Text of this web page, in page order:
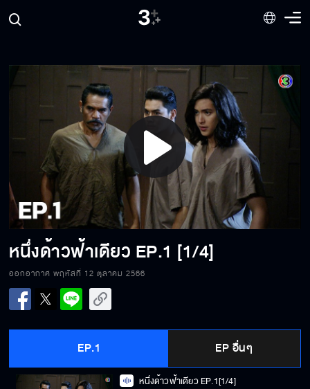
Play
Video
หนึ่งด้าวฟ้าเดียว EP.1 [1/4]
ออกอากาศ พฤหัสที่ 12 ตุลาคม 2566
EP.1 EP อื่นๆ
หนึ่งด้าวฟ้าเดียว EP.1[1/4]